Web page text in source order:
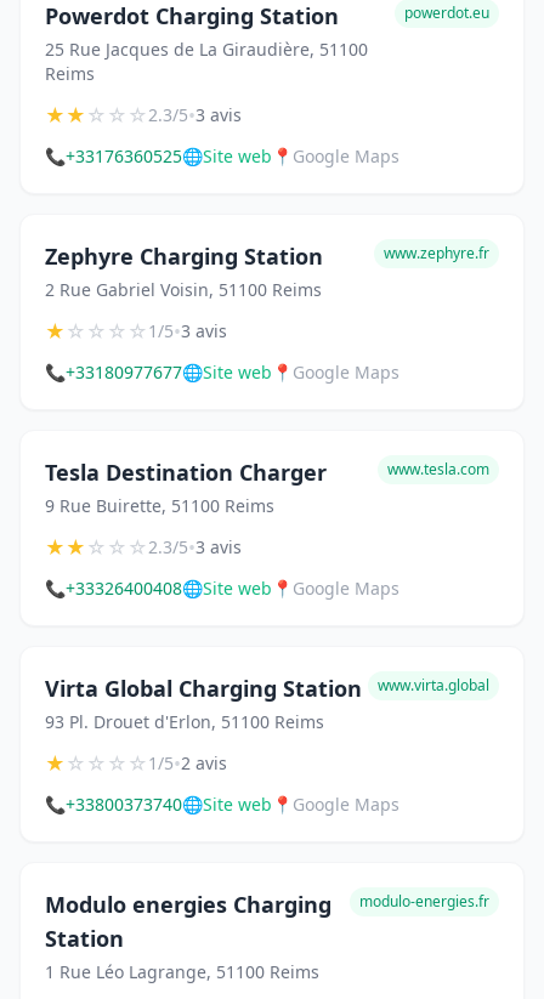
Powerdot Charging Station
25 Rue Jacques de La Giraudière, 51100
Reims
powerdot.eu
★★☆☆☆2.3/5•3 avis
📞+33176360525🌐Site web 📍 Google Maps
Zephyre Charging Station
2 Rue Gabriel Voisin, 51100 Reims
www.zephyre.fr
★☆☆☆☆1/5•3 avis
📞+33180977677🌐Site web 📍 Google Maps
Tesla Destination Charger
9 Rue Buirette, 51100 Reims
www.tesla.com
★★☆☆☆2.3/5•3 avis
📞+33326400408🌐Site web 📍 Google Maps
Virta Global Charging Station
93 Pl. Drouet d'Erlon, 51100 Reims
www.virta.global
★☆☆☆☆1/5•2 avis
📞+33800373740🌐Site web 📍 Google Maps
Modulo energies Charging
Station
1 Rue Léo Lagrange, 51100 Reims
modulo-energies.fr